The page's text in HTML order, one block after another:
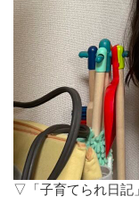
▽「子育てられ日記